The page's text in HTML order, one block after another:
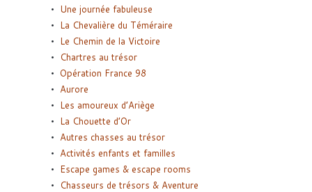
Une journée fabuleuse
La Chevalière du Téméraire
Le Chemin de la Victoire
Chartres au trésor
Opération France 98
Aurore
Les amoureux d’Ariège
La Chouette d’Or
Autres chasses au trésor
Activités enfants et familles
Escape games & escape rooms
Chasseurs de trésors & Aventure